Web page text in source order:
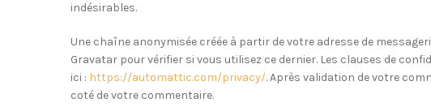
indésirables.
Une chaîne anonymisée créée à partir de votre adresse de
Gravatar pour vérifier si vous utilisez ce dernier. Les clauses de
ici : https://automattic.com/privacy/. Après validation de votre
coté de votre commentaire.